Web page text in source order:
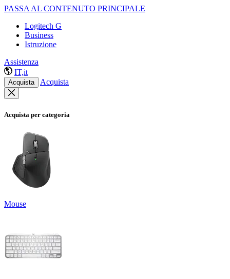
PASSA AL CONTENUTO PRINCIPALE
Logitech G
Business
Istruzione
Assistenza
IT,it
Acquista Acquista
Acquista per categoria
Mouse